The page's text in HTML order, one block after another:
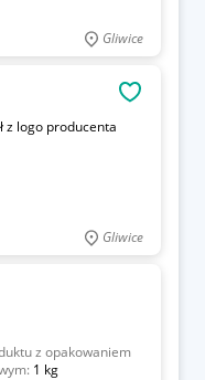
Gliwice
z logo producenta
Gliwice
z opakowaniem
1 kg